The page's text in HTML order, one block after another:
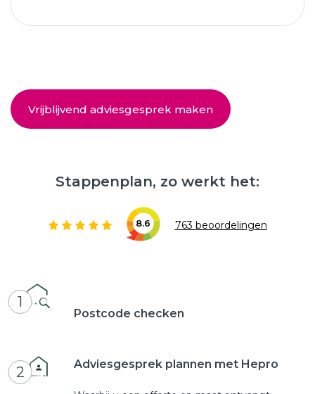
Vrijblijvend adviesgesprek maken
Stappenplan, zo werkt het:
8.6 763 beoordelingen
1
Postcode checken
2 Adviesgesprek plannen met Hepro